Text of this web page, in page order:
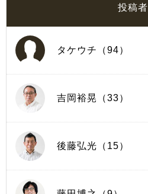
投稿者
タケウチ（94）
吉岡裕晃（33）
後藤弘光（15）